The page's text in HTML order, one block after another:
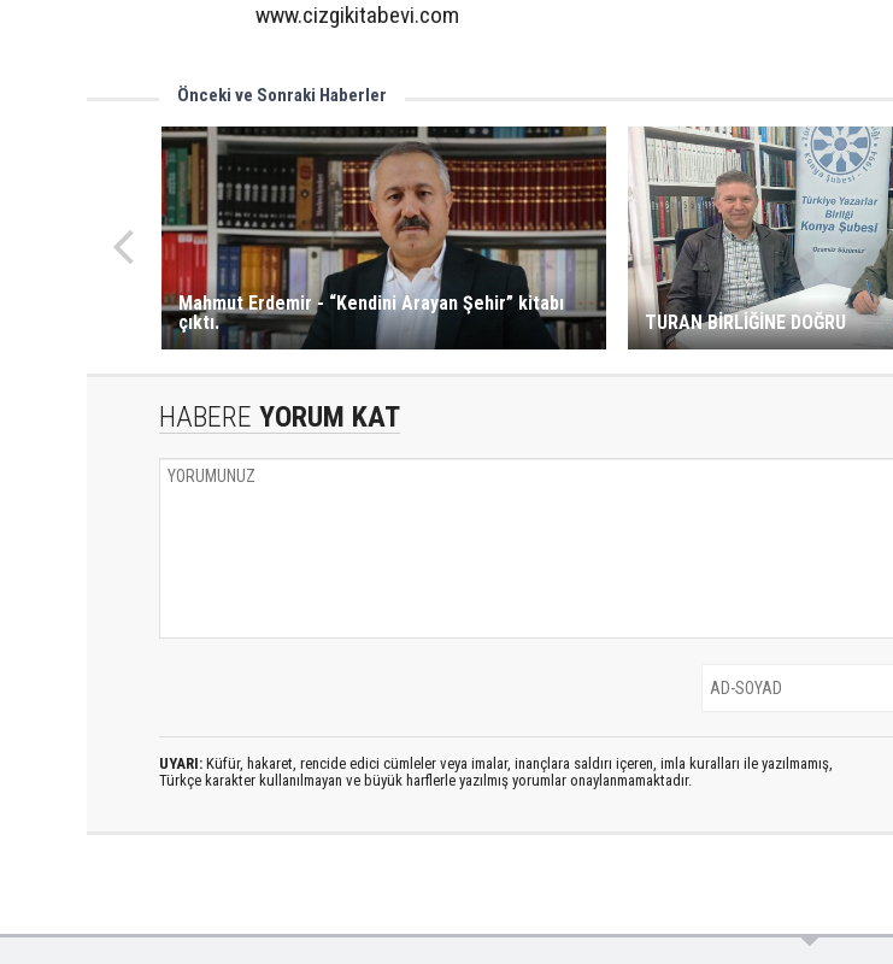
www.cizgikitabevi.com
Önceki ve Sonraki Haberler
Mahmut Erdemir - “Kendini Arayan Şehir” kitabı
çıktı.
TURAN BİRLİĞİNE DOĞRU
HABERE YORUM KAT
UYARI: Küfür, hakaret, rencide edici cümleler veya imalar, inançlara saldırı içeren, imla kuralları ile yazılmamış,
Türkçe karakter kullanılmayan ve büyük harflerle yazılmış yorumlar onaylanmamaktadır.